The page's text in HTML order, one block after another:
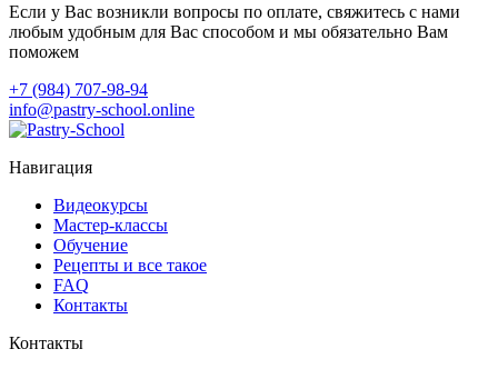
Если у Вас возникли вопросы по оплате, свяжитесь с нами
любым удобным для Вас способом и мы обязательно Вам
поможем
+7 (984) 707-98-94
info@pastry-school.online
Навигация
Видеокурсы
Мастер-классы
Обучение
Рецепты и все такое
FAQ
Контакты
Контакты